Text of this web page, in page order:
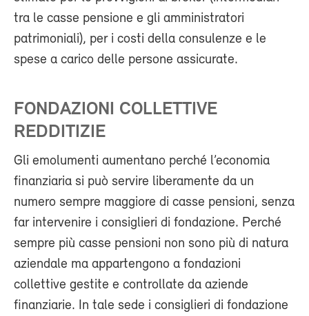
tra le casse pensione e gli amministratori
patrimoniali), per i costi della consulenze e le
spese a carico delle persone assicurate.
FONDAZIONI COLLETTIVE
REDDITIZIE
Gli emolumenti aumentano perché l’economia
finanziaria si può servire liberamente da un
numero sempre maggiore di casse pensioni, senza
far intervenire i consiglieri di fondazione. Perché
sempre più casse pensioni non sono più di natura
aziendale ma appartengono a fondazioni
collettive gestite e controllate da aziende
finanziarie. In tale sede i consiglieri di fondazione